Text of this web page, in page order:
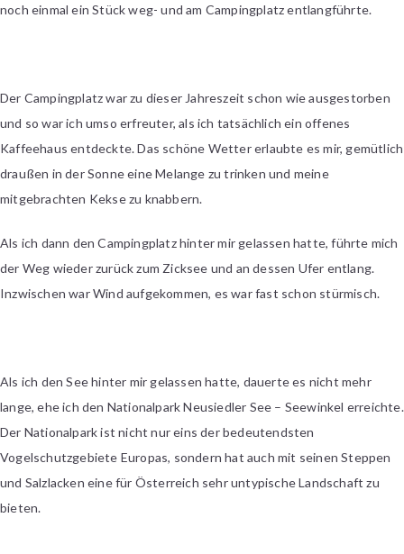
noch einmal ein Stück weg- und am Campingplatz entlangführte.
Der Campingplatz war zu dieser Jahreszeit schon wie ausgestorben
und so war ich umso erfreuter, als ich tatsächlich ein offenes
Kaffeehaus entdeckte. Das schöne Wetter erlaubte es mir, gemütlich
draußen in der Sonne eine Melange zu trinken und meine
mitgebrachten Kekse zu knabbern.
Als ich dann den Campingplatz hinter mir gelassen hatte, führte mich
der Weg wieder zurück zum Zicksee und an dessen Ufer entlang.
Inzwischen war Wind aufgekommen, es war fast schon stürmisch.
Als ich den See hinter mir gelassen hatte, dauerte es nicht mehr
lange, ehe ich den Nationalpark Neusiedler See – Seewinkel erreichte.
Der Nationalpark ist nicht nur eins der bedeutendsten
Vogelschutzgebiete Europas, sondern hat auch mit seinen Steppen
und Salzlacken eine für Österreich sehr untypische Landschaft zu
bieten.